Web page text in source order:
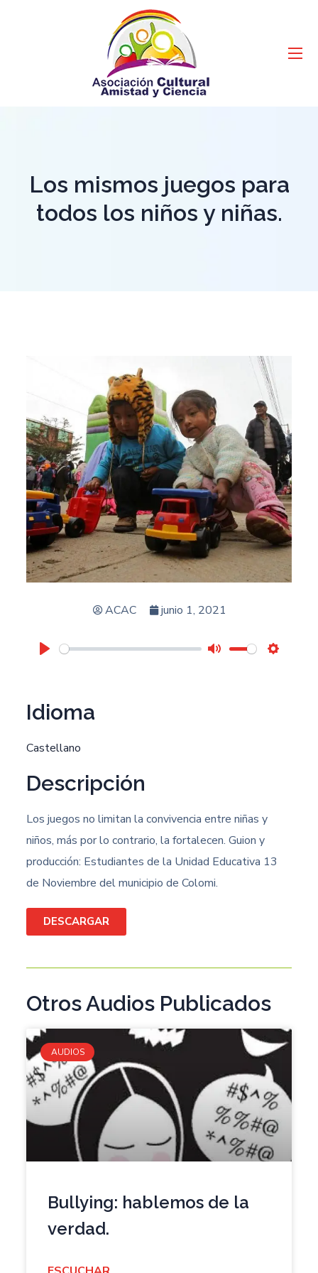
Los mismos juegos para
todos los niños y niñas.
ACAC junio 1, 2021
Idioma
Castellano
Descripción
Los juegos no limitan la convivencia entre niñas y
niños, más por lo contrario, la fortalecen. Guion y
producción: Estudiantes de la Unidad Educativa 13
de Noviembre del municipio de Colomi.
DESCARGAR
Otros Audios Publicados
AUDIOS
Bullying: hablemos de la
verdad.